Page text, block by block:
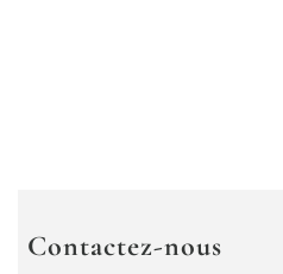
Contactez-nous